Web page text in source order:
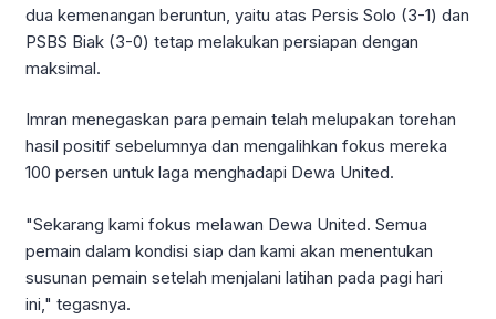
dua kemenangan beruntun, yaitu atas Persis Solo (3-1) dan
PSBS Biak (3-0) tetap melakukan persiapan dengan
maksimal.
Imran menegaskan para pemain telah melupakan torehan
hasil positif sebelumnya dan mengalihkan fokus mereka
100 persen untuk laga menghadapi Dewa United.
"Sekarang kami fokus melawan Dewa United. Semua
pemain dalam kondisi siap dan kami akan menentukan
susunan pemain setelah menjalani latihan pada pagi hari
ini," tegasnya.